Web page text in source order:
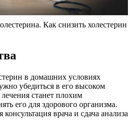
Как снизить холестерин
в домашних условиях
убедиться в его высоком
станет плохим
его для здорового организма.
врача и сдача анализа